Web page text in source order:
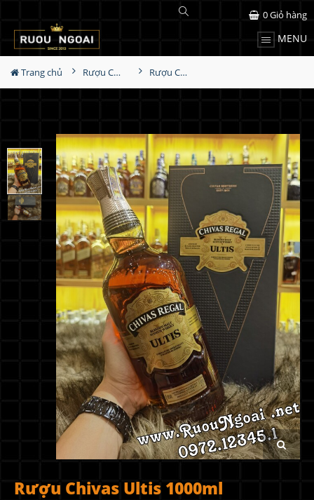
MENU
0Giỏ hàng
Trang chủ Rượu Chivas Rượu Chivas Ultis 1000ml
Rượu Chivas Ultis 1000ml